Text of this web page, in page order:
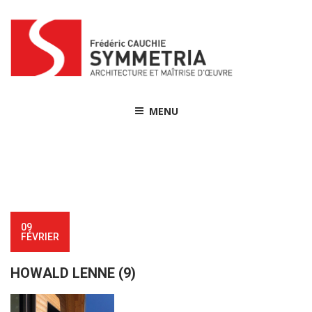
content
MENU
09
FÉVRIER
HOWALD LENNE (9)